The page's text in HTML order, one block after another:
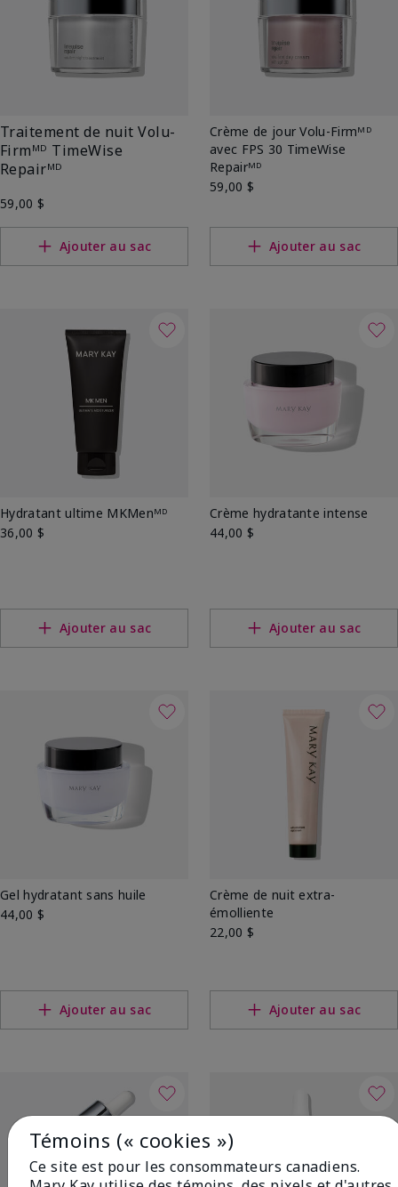
Traitement de nuit Volu-
Firmᴹᴰ TimeWise
Repairᴹᴰ
59,00 $
Ajouter au sac
Crème de jour Volu-Firmᴹᴰ
avec FPS 30 TimeWise
Repairᴹᴰ
59,00 $
Ajouter au sac
Hydratant ultime MKMenᴹᴰ
36,00 $
Ajouter au sac
Crème hydratante intense
44,00 $
Ajouter au sac
Gel hydratant sans huile
44,00 $
Ajouter au sac
Crème de nuit extra-
émolliente
22,00 $
Ajouter au sac
Témoins (« cookies »)
Ce site est pour les consommateurs canadiens.